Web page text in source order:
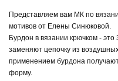
Представляем вам МК по
мотивов от Елены Синюковой.
Бурдон в вязании крючком -
заменяют цепочку из
применением бурдона
форму.